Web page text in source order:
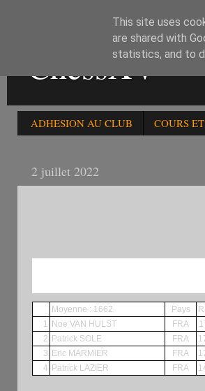
ChessXV
ADHESION AU CLUB COURS
2 juillet 2022
Moyenne : 1662 Pays
1 Noe VAN HULST FRA
2 Patrick SOLE FRA
3 Eric MARMIER FRA
4 Patrick LAZIER FRA
This site uses
are shared with
statistics, and to